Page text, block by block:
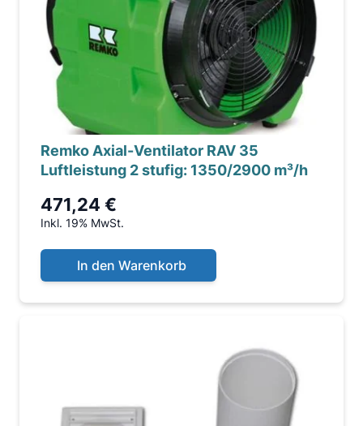
Remko Axial-Ventilator RAV 35
Luftleistung 2 stufig: 1350/2900 m³/h
471,24 €
Inkl. 19% MwSt.
In den Warenkorb